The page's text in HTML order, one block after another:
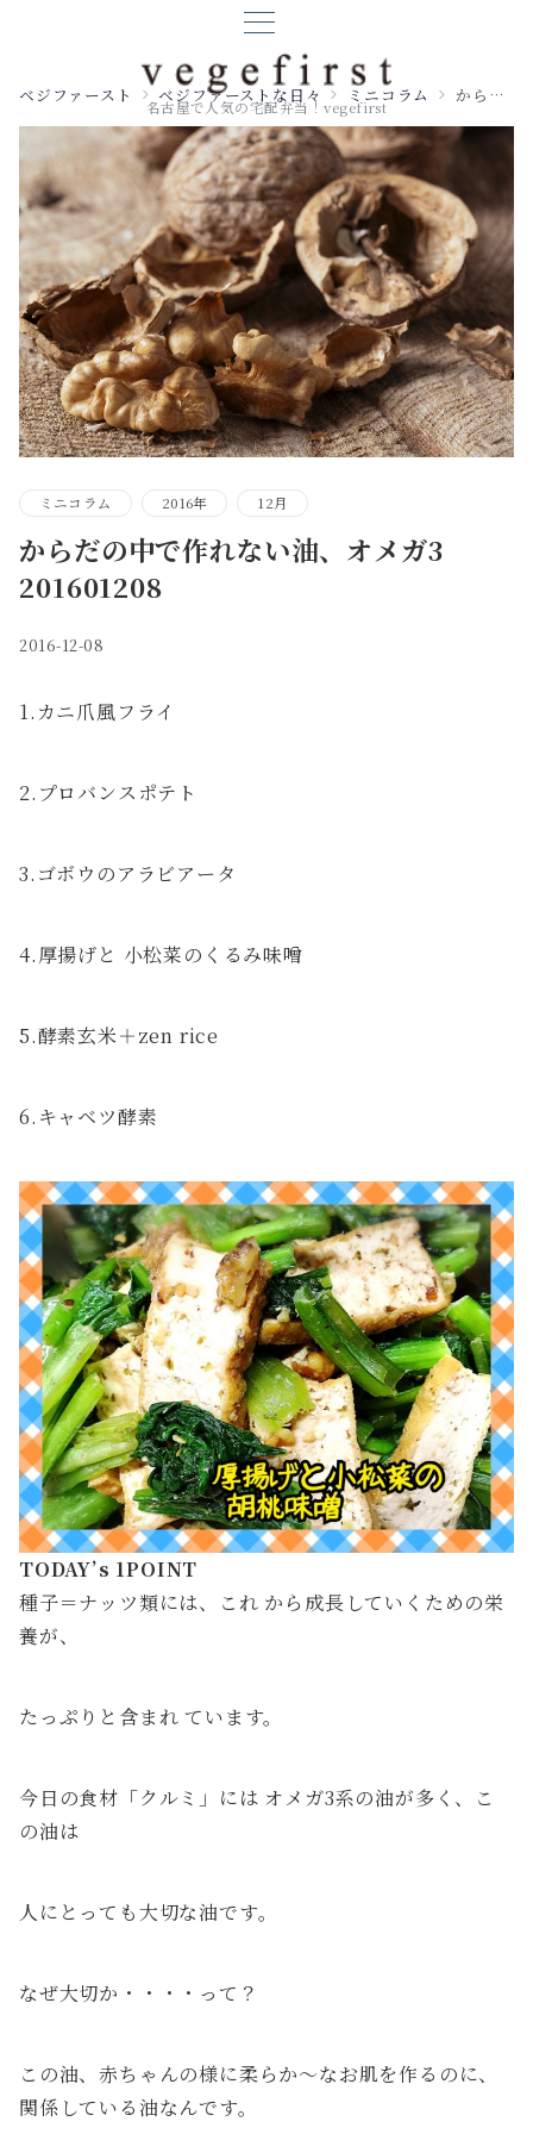
名古屋で人気の宅配弁当！vegefirst
ベジファースト ベジファーストな日々 ミニコラム からだの中で作れない油、オメガ3 201601208
ミニコラム 2016年 12月
からだの中で作れない油、オメガ3
201601208
2016-12-08
1.カニ爪風フライ
2.プロバンスポテト
3.ゴボウのアラビアータ
4.厚揚げと 小松菜のくるみ味噌
5.酵素玄米＋zen rice
6.キャベツ酵素
TODAY’s 1POINT
種子＝ナッツ類には、これ から成長していくための栄
養が、
たっぷりと含まれ ています。
今日の食材「クルミ」には オメガ3系の油が多く、こ
の油は
人にとっても大切な油です。
なぜ大切か・・・・って？
この油、赤ちゃんの様に柔らか〜なお肌を作るのに、
関係している油なんです。